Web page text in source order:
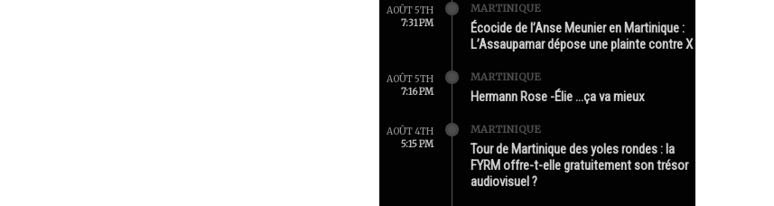
AOÛT 5TH
7:31 PM
MARTINIQUE
Écocide de l’Anse Meunier en Martinique :
L’Assaupamar dépose une plainte contre X
AOÛT 5TH
7:16 PM
MARTINIQUE
Hermann Rose -Élie …ça va mieux
AOÛT 4TH
5:15 PM
MARTINIQUE
Tour de Martinique des yoles rondes : la
FYRM offre-t-elle gratuitement son trésor
audiovisuel ?